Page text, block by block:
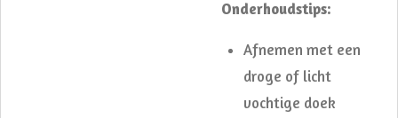
Onderhoudstips:
Afnemen met een
droge of licht
vochtige doek